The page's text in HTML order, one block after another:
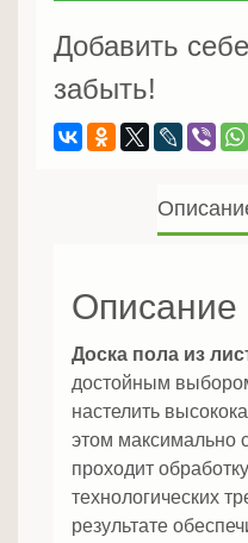
мм
Добавить
забыть!
Описание
Доска пола из
достойным
настелить
этом максимально
проходит
технологических
результате